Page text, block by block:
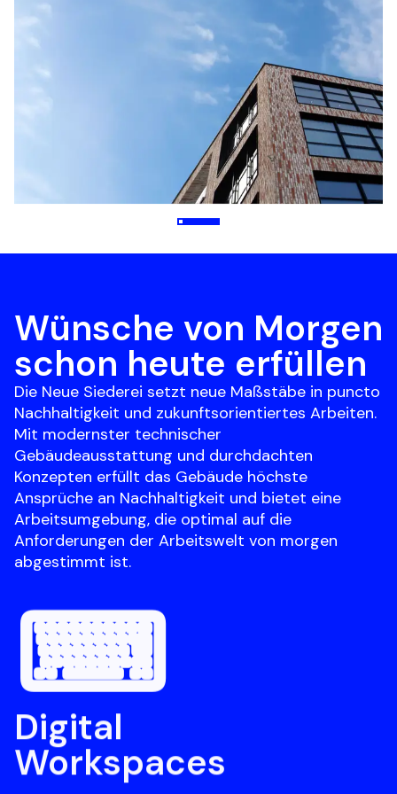
Wünsche von Morgen
schon heute erfüllen
Die Neue Siederei setzt neue Maßstäbe in puncto
Nachhaltigkeit und zukunftsorientiertes Arbeiten.
Mit modernster technischer
Gebäudeausstattung und durchdachten
Konzepten erfüllt das Gebäude höchste
Ansprüche an Nachhaltigkeit und bietet eine
Arbeitsumgebung, die optimal auf die
Anforderungen der Arbeitswelt von morgen
abgestimmt ist.
⌨
Digital
Workspaces